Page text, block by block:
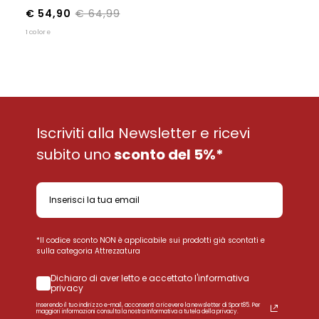
€ 64,99
€ 54,90
1 colore
Iscriviti alla Newsletter e ricevi
subito unosconto del 5%*
*Il codice sconto NON è applicabile sui prodotti già scontati e
sulla categoria Attrezzatura
Dichiaro di aver letto e accettato l'informativa
privacy
Inserendo il tuo indirizzo e-mail, acconsenti a ricevere la newsletter di Sport85. Per
maggiori informazioni consulta la nostra Informativa a tutela della privacy.